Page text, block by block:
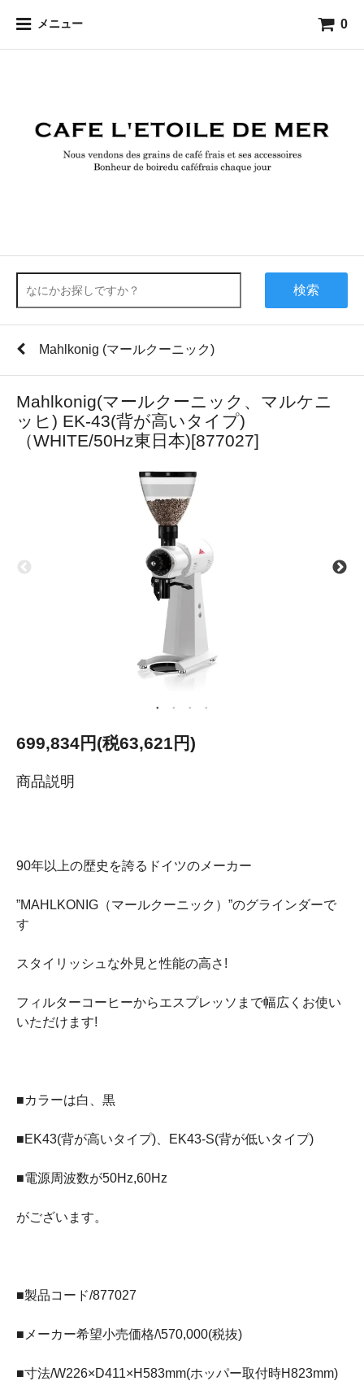
メニュー 0
検索
Mahlkonig (マールクーニック)
Mahlkonig(マールクーニック、マルケニ
ッヒ) EK-43(背が高いタイプ)
（WHITE/50Hz東日本)[877027]
699,834円(税63,621円)
商品説明
90年以上の歴史を誇るドイツのメーカー
”MAHLKONIG（マールクーニック）”のグラインダーで
す
スタイリッシュな外見と性能の高さ!
フィルターコーヒーからエスプレッソまで幅広くお使い
いただけます!
■カラーは白、黒
■EK43(背が高いタイプ)、EK43-S(背が低いタイプ)
■電源周波数が50Hz,60Hz
がございます。
■製品コード/877027
■メーカー希望小売価格/\570,000(税抜)
■寸法/W226×D411×H583mm(ホッパー取付時H823mm)